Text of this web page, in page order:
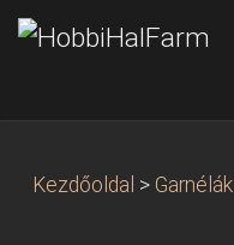
Kezdőoldal > Garnélák